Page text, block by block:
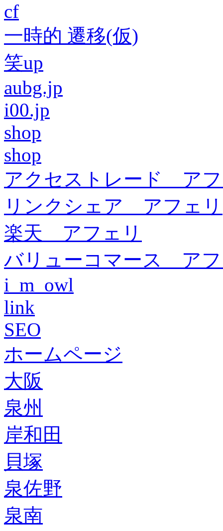
cf
一時的 遷移(仮)
笑up
aubg.jp
i00.jp
shop
shop
アクセストレード ア
リンクシェア アフェリ
楽天 アフェリ
バリューコマース ア
i_m_owl
link
SEO
ホームページ
大阪
泉州
岸和田
貝塚
泉佐野
泉南